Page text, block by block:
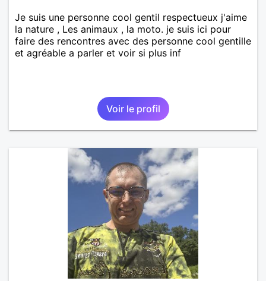
Je suis une personne cool gentil respectueux j'aime
la nature , Les animaux , la moto. je suis ici pour
faire des rencontres avec des personne cool gentille
et agréable a parler et voir si plus inf
Voir le profil